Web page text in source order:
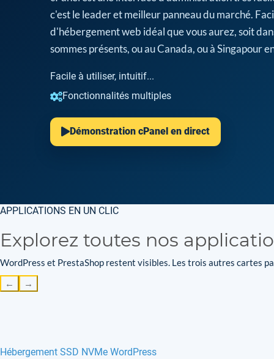
c'est le leader et meilleur panneau du marché.
d'hébergement web idéal que vous aurez, soit
sommes présents, ou au Canada, ou à Singapour
Facile à utiliser, intuitif...
Fonctionnalités multiples
Démonstration cPanel en direct
APPLICATIONS EN UN CLIC
Explorez toutes nos
WordPress et PrestaShop restent visibles. Les trois autres cartes
← →
Hébergement SSD NVMe WordPress